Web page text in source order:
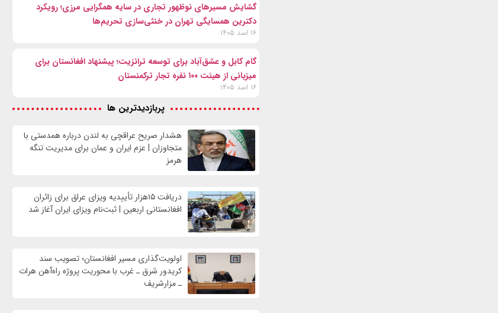
گشایش مسیرهای نوظهور تجاری در سایه همگرایی مرزی؛ رویکرد
دکترین همسایگی تهران در خنثی‌سازی تحریم‌ها
۱۶ اسد ۱۴۰۵
گام کابل و عشق‌آباد برای توسعه ترانزیت؛ پیشنهاد افغانستان برای
میزبانی از هیئت ۱۰۰ نفره تجار ترکمنستان
۱۶ اسد ۱۴۰۵
پربازدیدترین ها
هشدار صریح عراقچی به لندن درباره همدستی با
متجاوزان | عزم ایران و عمان برای مدیریت تنگه
هرمز
دریافت ۱۵هزار تأییدیه ویزای عراق برای زائران
افغانستانی اربعین | ثبت‌نام ویزای ایران آغاز شد
اولویت‌گذاری مسیر افغانستان؛ تصویب سند
کریدور شرق ـ غرب با محوریت پروژه راه‌آهن هرات
ـ مزارشریف